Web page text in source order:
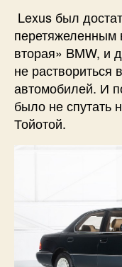
Lexus был
перетяжеленным
вторая» BMW, и
не раствориться
автомобилей. И
было не спутать
Тойотой.